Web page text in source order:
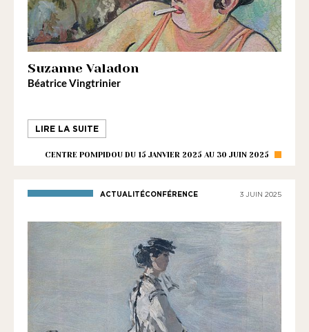
Suzanne Valadon
Béatrice Vingtrinier
LIRE LA SUITE
CENTRE POMPIDOU DU 15 JANVIER 2025 AU 30 JUIN 2025
ACTUALITÉCONFÉRENCE 3 JUIN 2025